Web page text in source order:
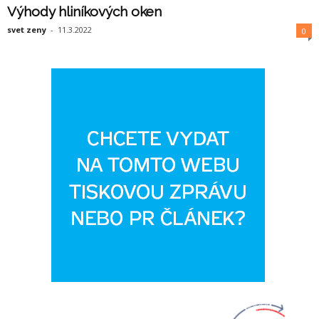
Výhody hliníkových oken
svet zeny - 11.3.2022 0